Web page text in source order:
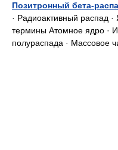
Позитронный бета-
· Радиоактивный распад
термины Атомное ядро ·
полураспада · Массовое